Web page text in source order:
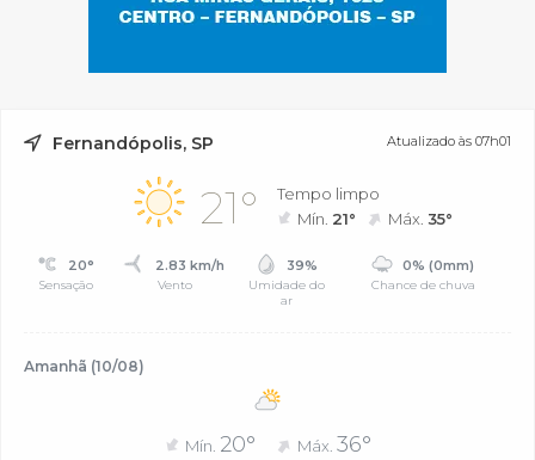
Fernandópolis, SP Atualizado às 07h01
21°
Tempo limpo
Mín. 21° Máx.35°
20°
Sensação
2.83 km/h
Vento
39%
Umidade do
ar
0% (0mm)
Chance de chuva
Amanhã (10/08)
Mín. 20° Máx. 36°